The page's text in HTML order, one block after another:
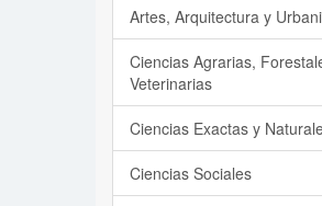
Artes, Arquitectura y
Ciencias Agrarias,
Veterinarias
Ciencias Exactas y
Ciencias Sociales